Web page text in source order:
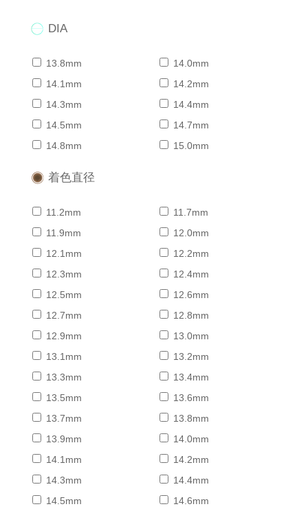
DIA
13.8mm
14.0mm
14.1mm
14.2mm
14.3mm
14.4mm
14.5mm
14.7mm
14.8mm
15.0mm
着色直径
11.2mm
11.7mm
11.9mm
12.0mm
12.1mm
12.2mm
12.3mm
12.4mm
12.5mm
12.6mm
12.7mm
12.8mm
12.9mm
13.0mm
13.1mm
13.2mm
13.3mm
13.4mm
13.5mm
13.6mm
13.7mm
13.8mm
13.9mm
14.0mm
14.1mm
14.2mm
14.3mm
14.4mm
14.5mm
14.6mm